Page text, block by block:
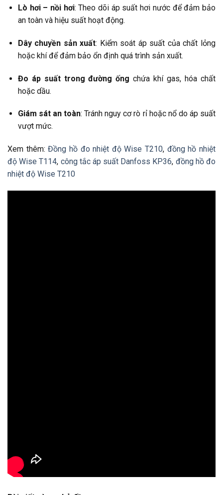
Lò hơi – nồi hơi: Theo dõi áp suất hơi nước để đảm bảo
an toàn và hiệu suất hoạt động.
Dây chuyền sản xuất: Kiểm soát áp suất của chất lỏng
hoặc khí để đảm bảo ổn định quá trình sản xuất.
Đo áp suất trong đường ống chứa khí gas, hóa chất
hoặc dầu.
Giám sát an toàn: Tránh nguy cơ rò rỉ hoặc nổ do áp suất
vượt mức.
Xem thêm:Đồng hồ đo nhiệt độ Wise T210, đồng hồ nhiệt
độ Wise T114, công tắc áp suất Danfoss KP36, đồng hồ đo
nhiệt độ Wise T210